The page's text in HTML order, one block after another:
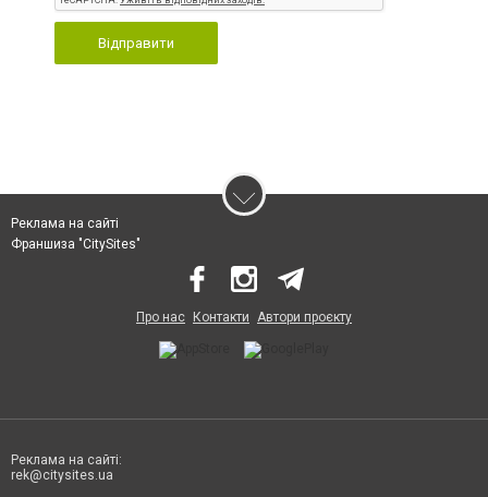
Відправити
Реклама на сайті
Франшиза "CitySites"
Про нас Контакти Автори проєкту
Реклама на сайті:
rek@citysites.ua